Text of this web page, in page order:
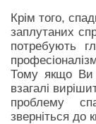
Крім того,
заплутаних
потребують
Тому якщо Ви
взагалі
проблему
зверніться до